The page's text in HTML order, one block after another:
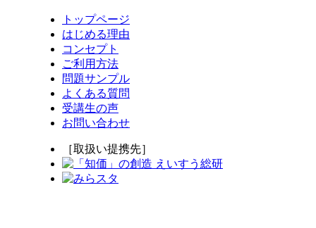
トップページ
はじめる理由
コンセプト
ご利用方法
問題サンプル
よくある質問
受講生の声
お問い合わせ
［取扱い提携先］